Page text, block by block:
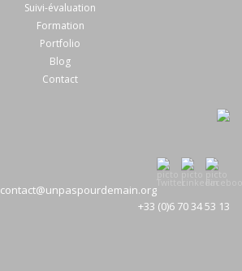
Suivi-évaluation
Formation
Portfolio
Blog
Contact
contact@unpaspourdemain.org
+33 (0)6 70 34 53 13